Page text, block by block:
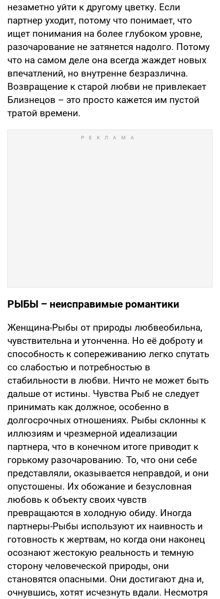
незаметно уйти к другому цветку. Если
партнер уходит, потому что понимает, что
ищет понимания на более глубоком уровне,
разочарование не затянется надолго. Потому
что на самом деле она всегда жаждет новых
впечатлений, но внутренне безразлична.
Возвращение к старой любви не привлекает
Близнецов – это просто кажется им пустой
тратой времени.
РЫБЫ – неисправимые романтики
Женщина-Рыбы от природы любвеобильна,
чувствительна и утонченна. Но её доброту и
способность к сопереживанию легко спутать
со слабостью и потребностью в
стабильности в любви. Ничто не может быть
дальше от истины. Чувства Рыб не следует
принимать как должное, особенно в
долгосрочных отношениях. Рыбы склонны к
иллюзиям и чрезмерной идеализации
партнера, что в конечном итоге приводит к
горькому разочарованию. То, что они себе
представляли, оказывается неправдой, и они
опустошены. Их обожание и безусловная
любовь к объекту своих чувств
превращаются в холодную обиду. Иногда
партнеры-Рыбы используют их наивность и
готовность к жертвам, но когда они наконец
осознают жестокую реальность и темную
сторону человеческой природы, они
становятся опасными. Они достигают дна и,
очнувшись, хотят исчезнуть вдали. Несмотря